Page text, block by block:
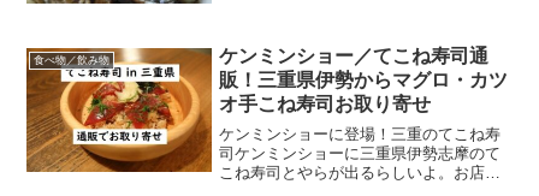
大入島の新ブランド牡蠣大入島オイスタ
ー旅サラダの番組内でも...
食べ物／飲み物
ケンミンショー／てこね寿司通
販！三重県伊勢からマグロ・カツ
オ手こね寿司お取り寄せ
ケンミンショーに登場！三重のてこね寿
司ケンミンショーに三重県伊勢志摩のて
こね寿司とやらが出るらしいよ。お店で